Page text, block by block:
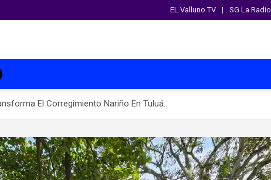
EL Valluno TV SG La Radio
El Corregimiento Nariño En Tuluá.